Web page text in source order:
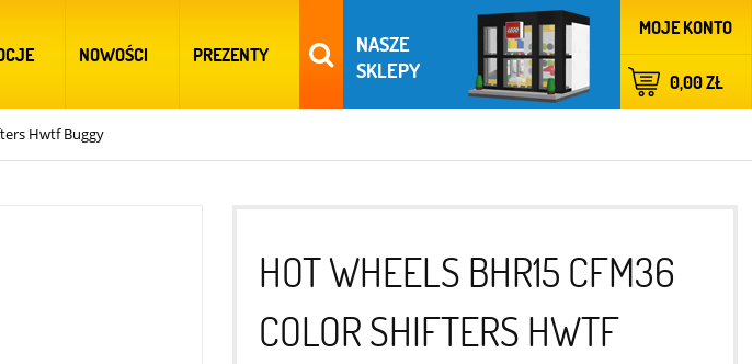
MOJE KONTO
0,00 ZŁ
NASZE
SKLEPY
NOWOŚCI PREZENTY
Hwtf Buggy
HOT WHEELS BHR15 CFM36
COLOR SHIFTERS HWTF